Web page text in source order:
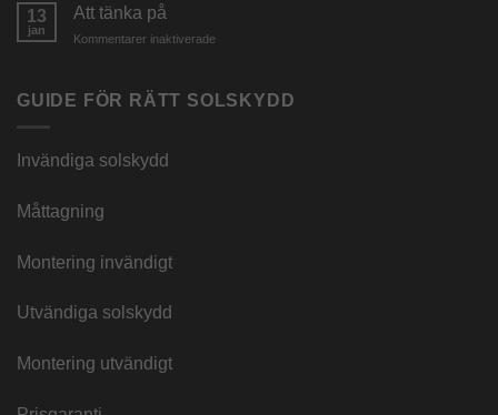
13
jan
Att tänka på
Kommentarer inaktiverade
på
GUIDE FÖR RÄTT SOLSKYDD
Invändiga solskydd
Måttagning
Montering invändigt
Utvändiga solskydd
Montering utvändigt